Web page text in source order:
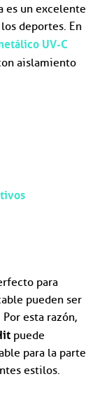
es un excelente
deportes. En
UV-C
aislamiento
para
pueden ser
esta razón,
puede
para la parte
estilos.